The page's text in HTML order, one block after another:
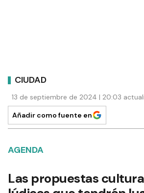
CIUDAD
13 de septiembre de 2024 | 20:03
Añadir como fuente en
AGENDA
Las propuestas